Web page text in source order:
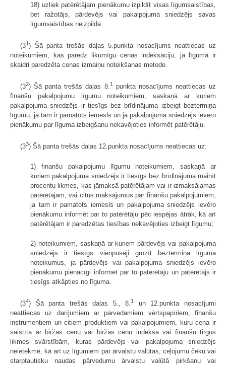
18) uzliek patērētājam pienākumu izpildīt visas līgumsaistības,
bet ražotājs, pārdevējs vai pakalpojuma sniedzējs savas
līgumsaistības neizpilda.
(31) Šā panta trešās daļas 5.punkta nosacījums neattiecas uz
noteikumiem, kas paredz likumīgu cenas indeksāciju, ja līgumā ir
skaidri paredzēta cenas izmaiņu noteikšanas metode.
(32) Šā panta trešās daļas 8.1punkta nosacījums neattiecas uz
finanšu pakalpojumu līgumu noteikumiem, saskaņā ar kuriem
pakalpojuma sniedzējs ir tiesīgs bez brīdinājuma izbeigt beztermiņa
līgumu, ja tam ir pamatots iemesls un ja pakalpojuma sniedzējs ievēro
pienākumu par līguma izbeigšanu nekavējoties informēt patērētāju.
(33) Šā panta trešās daļas 12.punkta nosacījums neattiecas uz:
1) finanšu pakalpojumu līgumu noteikumiem, saskaņā ar
kuriem pakalpojuma sniedzējs ir tiesīgs bez brīdinājuma mainīt
procentu likmes, kas jāmaksā patērētājam vai ir izmaksājamas
patērētājam, vai citus maksājumus par finanšu pakalpojumiem,
ja tam ir pamatots iemesls un pakalpojuma sniedzējs ievēro
pienākumu informēt par to patērētāju pēc iespējas ātrāk, kā arī
patērētājam ir paredzētas tiesības nekavējoties izbeigt līgumu;
2) noteikumiem, saskaņā ar kuriem pārdevējs vai pakalpojuma
sniedzējs ir tiesīgs vienpusēji grozīt beztermiņa līguma
noteikumus, ja pārdevējs vai pakalpojuma sniedzējs ievēro
pienākumu pienācīgi informēt par to patērētāju un patērētājs ir
tiesīgs atkāpties no līguma.
(34) Šā panta trešās daļas 5., 8.1
un 12.punkta nosacījumi
neattiecas uz darījumiem ar pārvedamiem vērtspapīriem, finanšu
instrumentiem un citiem produktiem vai pakalpojumiem, kuru cena ir
saistīta ar biržas cenu vai biržas cenu indeksa vai finanšu tirgus
likmes svārstībām, kuras pārdevējs vai pakalpojuma sniedzējs
neietekmē, kā arī uz līgumiem par ārvalstu valūtas, ceļojumu čeku vai
starptautisku naudas pārvedumu ārvalstu valūtā pirkšanu vai